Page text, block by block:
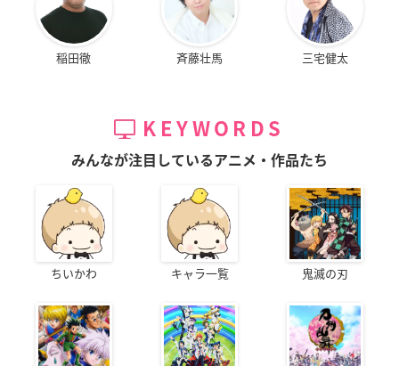
稲田徹 斉藤壮馬 三宅健太
KEYWORDS
みんなが注目しているアニメ・作品たち
ちいかわ キャラ一覧 鬼滅の刃